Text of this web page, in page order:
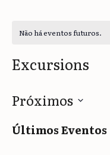
Não há eventos futuros.
Excursions
Próximos
Selecione
a
Últimos Eventos